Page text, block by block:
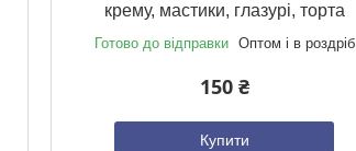
крему, мастики, глазурі, торта
Готово до відправки Оптом і в роздріб
150 ₴
Купити